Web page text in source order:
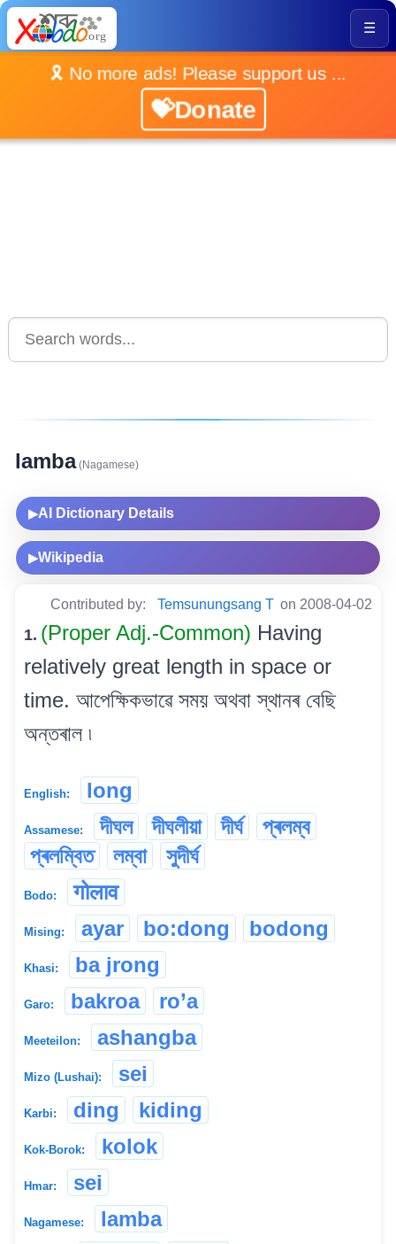
☰
🎗️ No more ads! Please support us ...
💝Donate
lamba(Nagamese)
▶AI Dictionary Details
▶Wikipedia
Contributed by: Temsunungsang T on 2008-04-02
1. (Proper Adj.-Common) Having
relatively great length in space or
time. আপেক্ষিকভাৱে সময় অথবা স্থানৰ বেছি
অন্তৰাল ৷
English: long
Assamese: দীঘল দীঘলীয়া দীৰ্ঘ
প্ৰলম্ব
প্ৰলম্বিত
লম্বা সুদীৰ্ঘ
Bodo: गोलाव
Mising: ayar bo:dong bodong
Khasi: ba jrong
Garo: bakroa ro’a
Meeteilon: ashangba
Mizo (Lushai): sei
Karbi: ding kiding
Kok-Borok: kolok
Hmar: sei
Nagamese: lamba